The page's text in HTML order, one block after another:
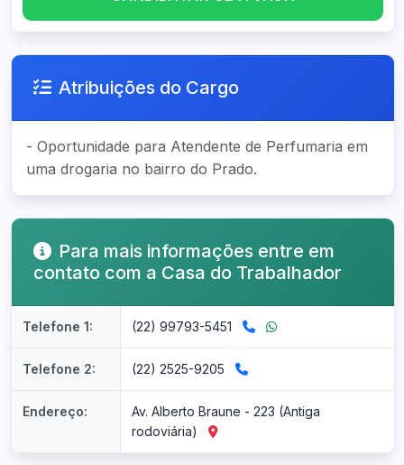
Atribuições do Cargo
- Oportunidade para Atendente de Perfumaria em
uma drogaria no bairro do Prado.
Para mais informações entre em
contato com a Casa do Trabalhador
Telefone 1: (22) 99793-5451
Telefone 2: (22) 2525-9205
Endereço:
Av. Alberto Braune - 223 (Antiga
rodoviária)